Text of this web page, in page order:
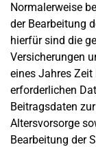
Normalerweise
der Bearbeitung
hierfür sind die
Versicherungen
eines Jahres
erforderlichen
Beitragsdaten
Altersvorsorge
Bearbeitung der